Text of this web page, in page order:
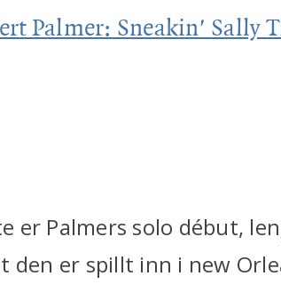
Palmer: Sneakin' Sally
er Palmers solo début,
den er spillt inn i new